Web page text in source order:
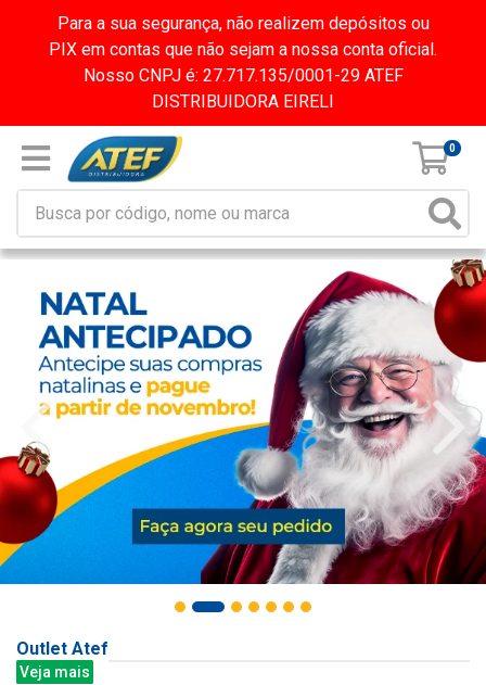
Para a sua segurança, não realizem depósitos ou
PIX em contas que não sejam a nossa conta oficial.
Nosso CNPJ é: 27.717.135/0001-29 ATEF
DISTRIBUIDORA EIRELI
0
Outlet Atef
Veja mais